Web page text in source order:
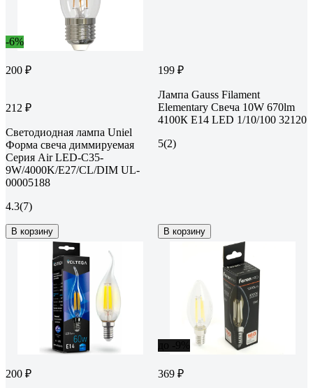
-6%
200 ₽
212 ₽
Светодиодная лампа Uniel
Форма свеча диммируемая
Серия Air LED-C35-
9W/4000K/E27/CL/DIM UL-
00005188
4.3(7)
В корзину
199 ₽
Лампа Gauss Filament
Elementary Свеча 10W 670lm
4100К Е14 LED 1/10/100 32120
5(2)
В корзину
200 ₽ 369 ₽